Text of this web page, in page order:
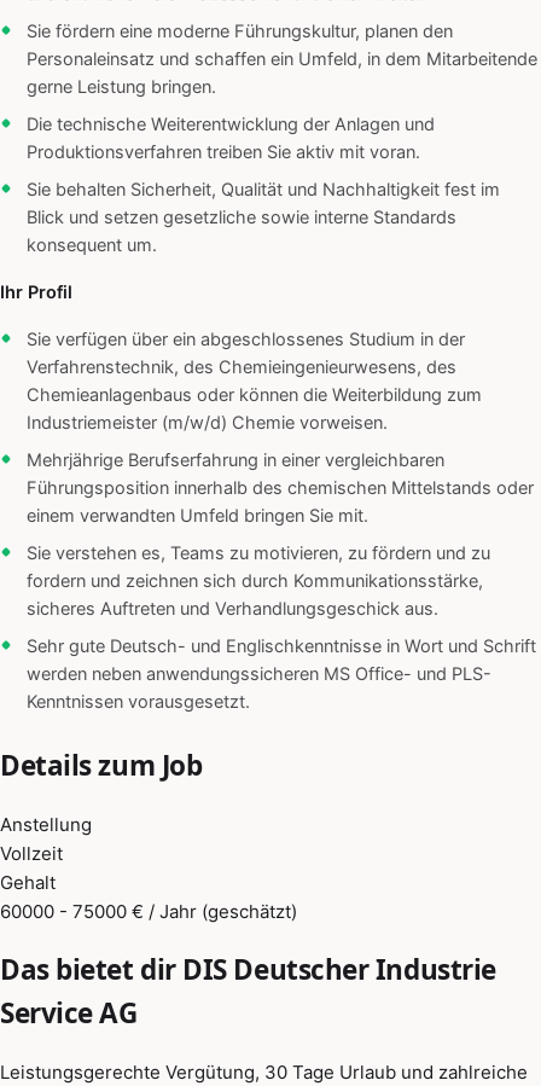
Sie fördern eine moderne Führungskultur, planen den
Personaleinsatz und schaffen ein Umfeld, in dem Mitarbeitende
gerne Leistung bringen.
Die technische Weiterentwicklung der Anlagen und
Produktionsverfahren treiben Sie aktiv mit voran.
Sie behalten Sicherheit, Qualität und Nachhaltigkeit fest im
Blick und setzen gesetzliche sowie interne Standards
konsequent um.
Ihr Profil
Sie verfügen über ein abgeschlossenes Studium in der
Verfahrenstechnik, des Chemieingenieurwesens, des
Chemieanlagenbaus oder können die Weiterbildung zum
Industriemeister (m/w/d) Chemie vorweisen.
Mehrjährige Berufserfahrung in einer vergleichbaren
Führungsposition innerhalb des chemischen Mittelstands oder
einem verwandten Umfeld bringen Sie mit.
Sie verstehen es, Teams zu motivieren, zu fördern und zu
fordern und zeichnen sich durch Kommunikationsstärke,
sicheres Auftreten und Verhandlungsgeschick aus.
Sehr gute Deutsch- und Englischkenntnisse in Wort und Schrift
werden neben anwendungssicheren MS Office- und PLS-
Kenntnissen vorausgesetzt.
Details zum Job
Anstellung
Vollzeit
Gehalt
60000 - 75000 € / Jahr (geschätzt)
Das bietet dir DIS Deutscher Industrie
Service AG
Leistungsgerechte Vergütung, 30 Tage Urlaub und zahlreiche